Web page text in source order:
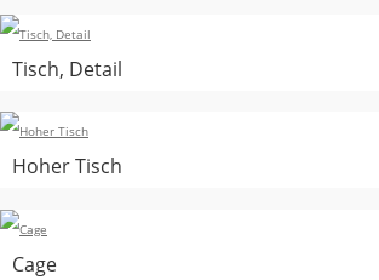
Tisch, Detail
Hoher Tisch
Cage